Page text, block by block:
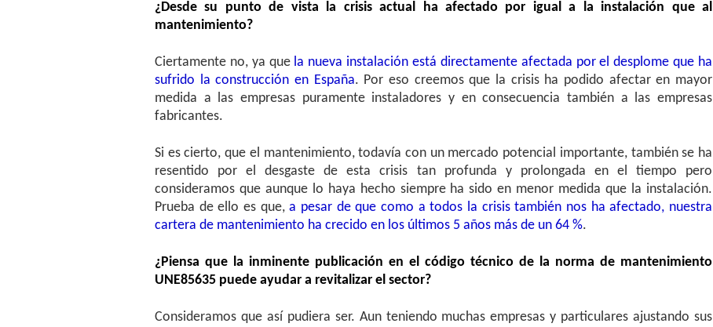
¿Desde su punto de vista la crisis actual ha afectado por igual a la instalación que al
mantenimiento?
Ciertamente no, ya quela nueva instalación está directamente afectada por el desplome que ha
sufrido la construcción en España. Por eso creemos que la crisis ha podido afectar en mayor
medida a las empresas puramente instaladores y en consecuencia también a las empresas
fabricantes.
Si es cierto, que el mantenimiento, todavía con un mercado potencial importante, también se ha
resentido por el desgaste de esta crisis tan profunda y prolongada en el tiempo pero
consideramos que aunque lo haya hecho siempre ha sido en menor medida que la instalación.
Prueba de ello es que,a pesar de que como a todos la crisis también nos ha afectado, nuestra
cartera de mantenimiento ha crecido en los últimos 5 años más de un 64 %.
¿Piensa que la inminente publicación en el código técnico de la norma de mantenimiento
UNE85635 puede ayudar a revitalizar el sector?
Consideramos que así pudiera ser. Aun teniendo muchas empresas y particulares ajustando sus